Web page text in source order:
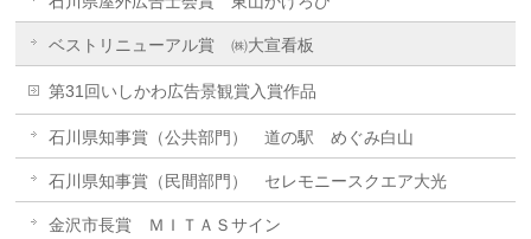
ベストリニューアル賞 ㈱大宣看板
第31回いしかわ広告景観賞入賞作品
石川県知事賞（公共部門） 道の駅 めぐみ白山
石川県知事賞（民間部門） セレモニースクエア大光
金沢市長賞 ＭＩＴＡＳサイン